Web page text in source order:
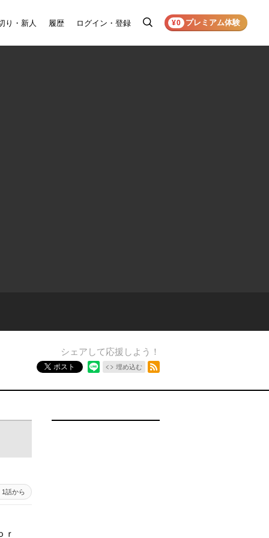
り・新人 履歴 ログイン・登録
検
¥0 プレミアム体験
シェアして応援しよう！
ポスト 埋め込む
1話から
ｒ